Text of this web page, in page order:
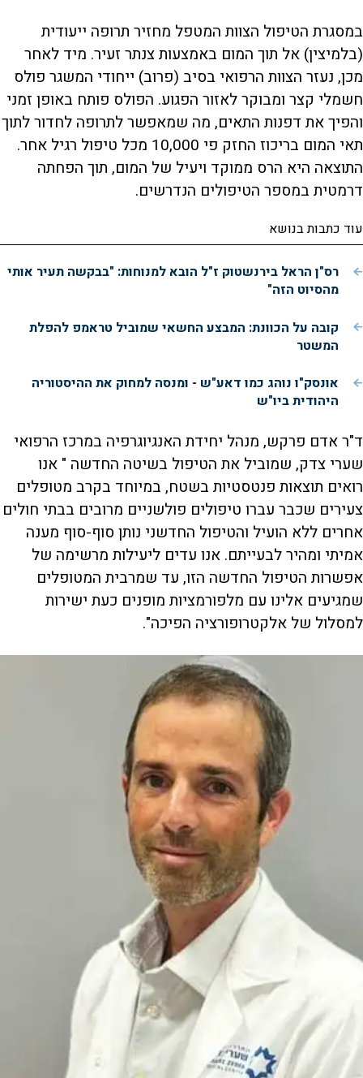
במסגרת הטיפול הצוות המטפל מחזיר תרופה ייעודית
(בלמיצין) אל תוך המום באמצעות צנתר זעיר. מיד לאחר
מכן, נעזר הצוות הרפואי בסיב (פרוב) ייחודי המשגר פולס
חשמלי קצר ומבוקר לאזור הפגוע. הפולס פותח באופן זמני
והפיך את דפנות התאים, מה שמאפשר לתרופה לחדור לתוך
תאי המום בריכוז החזק פי 10,000 מכל טיפול רגיל אחר.
התוצאה היא הרס ממוקד ויעיל של המום, תוך הפחתה
דרמטית במספר הטיפולים הנדרשים.
עוד כתבות בנושא
רס"ן הראל בירנשטוק ז"ל הובא למנוחות: "בבקשה תעיר אותי
מהסיוט הזה"
קובה על הכוונת: המבצע החשאי שמוביל טראמפ להפלת
המשטר
אונסק"ו נוהג כמו דאע"ש - ומנסה למחוק את ההיסטוריה
היהודית ביו"ש
ד"ר אדם פרקש, מנהל יחידת האנגיוגרפיה במרכז הרפואי
שערי צדק, שמוביל את הטיפול בשיטה החדשה " אנו
רואים תוצאות פנטסטיות בשטח, במיוחד בקרב מטופלים
צעירים שכבר עברו טיפולים פולשניים מרובים בבתי חולים
אחרים ללא הועיל והטיפול החדשני נותן סוף-סוף מענה
אמיתי ומהיר לבעייתם. אנו עדים ליעילות מרשימה של
אפשרות הטיפול החדשה הזו, עד שמרבית המטופלים
שמגיעים אלינו עם מלפורמציות מופנים כעת ישירות
למסלול של אלקטרופורציה הפיכה".